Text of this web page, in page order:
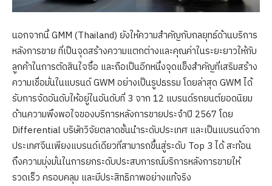
นอกจากนี้ GMM (Thailand) ยังให้ความสำคัญกับกลยุทธ์ด้านบริการ
หลังการขาย ที่เป็นจุดสร้างความแตกต่างและคุณค่าในระยะยาวให้กับ
ลูกค้าในการตัดสินใจซื้อ และถือเป็นอีกหนึ่งจุดแข็งสำคัญที่เสริมสร้าง
ความเชื่อมั่นในแบรนด์ GWM อย่างเป็นรูปธรรม โดยล่าสุด GWM ได้
รับการจัดอันดับให้อยู่ในอันดับที่ 3 จาก 12 แบรนด์รถยนต์ยอดนิยม
ด้านความพึงพอใจของบริการหลังการขายประจำปี 2567 โดย
Differential บริษัทวิจัยตลาดชั้นนำระดับประเทศ และเป็นแบรนด์จาก
ประเทศจีนเพียงแบรนด์เดียวที่สามารถขึ้นสู่ระดับ Top 3 ได้ สะท้อน
ถึงความมุ่งมั่นในการยกระดับประสบการณ์บริการหลังการขายให้
รวดเร็ว ครอบคลุม และมีประสิทธิภาพอย่างแท้จริง